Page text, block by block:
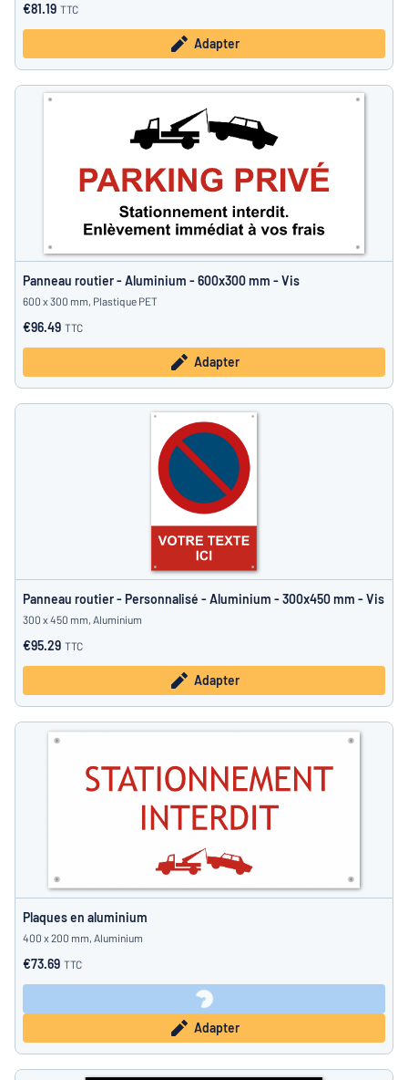
€81.19 TTC
Adapter
Panneau routier - Aluminium - 600x300 mm - Vis
600 x 300 mm, Plastique PET
€96.49 TTC
Adapter
Panneau routier - Personnalisé - Aluminium - 300x450 mm - Vis
300 x 450 mm, Aluminium
€95.29 TTC
Adapter
Plaques en aluminium
400 x 200 mm, Aluminium
€73.69 TTC
Adapter